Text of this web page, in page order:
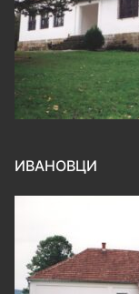
ИВАНОВЦИ